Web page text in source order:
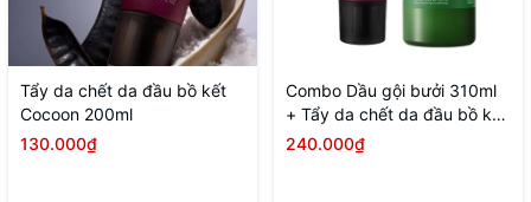
Tẩy da chết da đầu bồ kết
Cocoon 200ml
130.000₫
Combo Dầu gội bưởi 310ml
+ Tẩy da chết da đầu bồ kết
Cocoon 200ml
240.000₫